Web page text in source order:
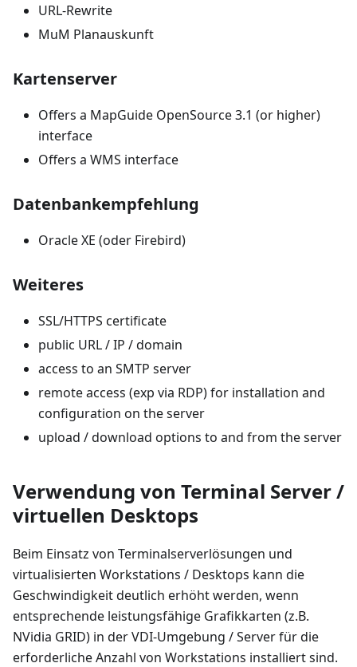
URL-Rewrite
MuM Planauskunft
Kartenserver
Offers a MapGuide OpenSource 3.1 (or higher)
interface
Offers a WMS interface
Datenbankempfehlung
Oracle XE (oder Firebird)
Weiteres
SSL/HTTPS certificate
public URL / IP / domain
access to an SMTP server
remote access (exp via RDP) for installation and
configuration on the server
upload / download options to and from the server
Verwendung von Terminal Server /
virtuellen Desktops
Beim Einsatz von Terminalserverlösungen und
virtualisierten Workstations / Desktops kann die
Geschwindigkeit deutlich erhöht werden, wenn
entsprechende leistungsfähige Grafikkarten (z.B.
NVidia GRID) in der VDI-Umgebung / Server für die
erforderliche Anzahl von Workstations installiert sind.